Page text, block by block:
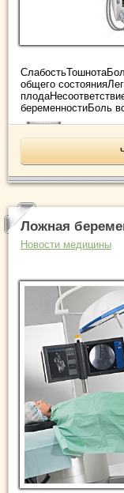
общего
беременностиБоль
Ложная
Новости медицины